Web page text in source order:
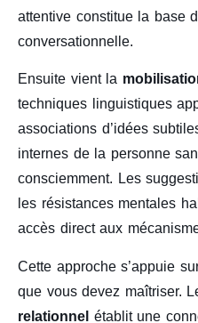
attentive constitue la base
conversationnelle.
Ensuite vient la
techniques linguistiques
associations d’idées
internes de la personne
consciemment. Les
les résistances mentales
accès direct aux
Cette approche s’appuie
que vous devez maîtriser.
relationnel établit une